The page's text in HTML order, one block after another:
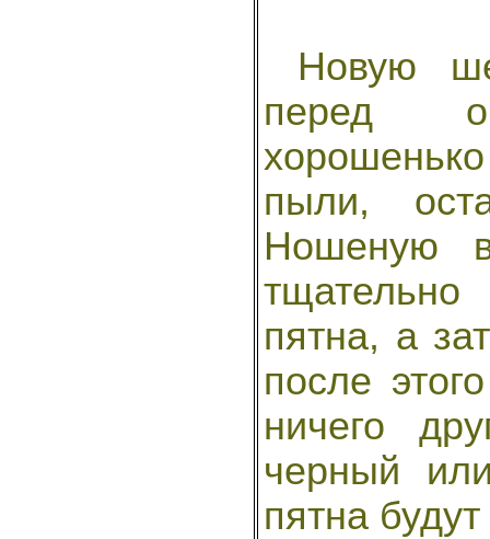
Новую
перед
пыли,
Ношеную
тщательно
пятна, а
после
ничего
черный
пятна